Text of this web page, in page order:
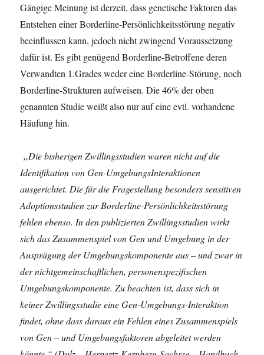
Gängige Meinung ist derzeit, dass genetische Faktoren das
Entstehen einer Borderline-Persönlichkeitsstörung negativ
beeinflussen kann, jedoch nicht zwingend Voraussetzung
dafür ist. Es gibt genügend Borderline-Betroffene deren
Verwandten 1.Grades weder eine Borderline-Störung, noch
Borderline-Strukturen aufweisen. Die 46% der oben
genannten Studie weißt also nur auf eine evtl. vorhandene
Häufung hin.
„Die bisherigen Zwillingsstudien waren nicht auf die
Identifikation von Gen-UmgebungsInteraktionen
ausgerichtet. Die für die Fragestellung besonders sensitiven
Adoptionsstudien zur Borderline-Persönlichkeitsstörung
fehlen ebenso. In den publizierten Zwillingsstudien wirkt
sich das Zusammenspiel von Gen und Umgebung in der
Ausprägung der Umgebungskomponente aus – und zwar in
der nichtgemeinschaftlichen, personenspezifischen
Umgebungskomponente. Zu beachten ist, dass sich in
keiner Zwillingsstudie eine Gen-Umgebungs-Interaktion
findet, ohne dass daraus ein Fehlen eines Zusammenspiels
von Gen – und Umgebungsfaktoren abgeleitet werden